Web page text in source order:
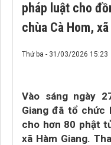
pháp luật cho
chùa Cà Hom,
Thứ ba - 31/03/2026 15:23
Vào sáng ngày
Giang đã tổ chức
cho hơn 80 phật
xã Hàm Giang.